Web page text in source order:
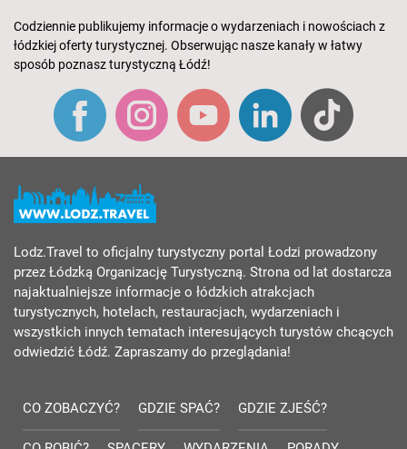
Codziennie publikujemy informacje o wydarzeniach i nowościach z
łódzkiej oferty turystycznej. Obserwując nasze kanały w łatwy
sposób poznasz turystyczną Łódź!
Lodz.Travel to oficjalny turystyczny portal Łodzi prowadzony
przez Łódzką Organizację Turystyczną. Strona od lat dostarcza
najaktualniejsze informacje o łódzkich atrakcjach
turystycznych, hotelach, restauracjach, wydarzeniach i
wszystkich innych tematach interesujących turystów chcących
odwiedzić Łódź. Zapraszamy do przeglądania!
CO ZOBACZYĆ? GDZIE SPAĆ? GDZIE ZJEŚĆ?